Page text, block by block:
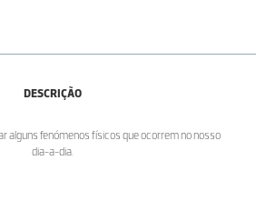
DESCRIÇÃO
alguns fenómenos físicos que ocorrem no nosso
dia-a-dia.